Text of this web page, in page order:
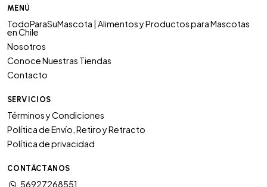
MENÚ
TodoParaSuMascota | Alimentos y Productos para Mascotas
en Chile
Nosotros
Conoce Nuestras Tiendas
Contacto
SERVICIOS
Términos y Condiciones
Política de Envío, Retiro y Retracto
Política de privacidad
CONTÁCTANOS
56927268551